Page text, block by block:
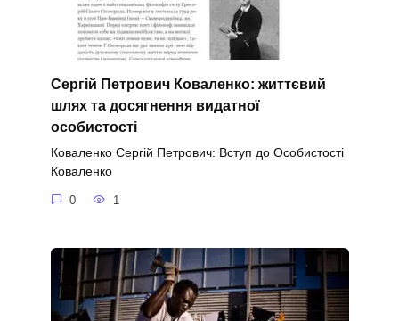
Сергій Петрович Коваленко: життєвий
шлях та досягнення видатної
особистості
Коваленко Сергій Петрович: Вступ до Особистості
Коваленко
0 1